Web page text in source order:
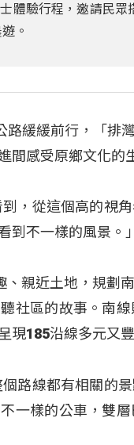
體驗行程，邀請民
。
路緩緩前行，「排
間感受原鄉文化的
，從這個高的視
到不一樣的風景。」
、親近土地，規
社區的故事。南
現185沿線多元又
路線都有相關的
一樣的公車，雙